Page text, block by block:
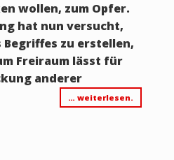
wollen, zum Opfer.
hat nun versucht,
zu erstellen,
Freiraum lässt für
anderer
… weiterlesen.